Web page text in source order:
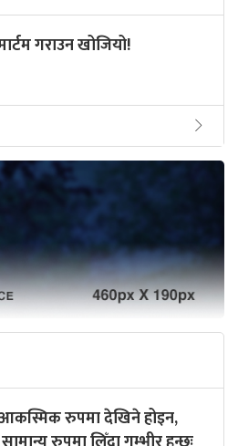
गराउन खोजियो!
आकस्मिक रुपमा देखिने होइन,